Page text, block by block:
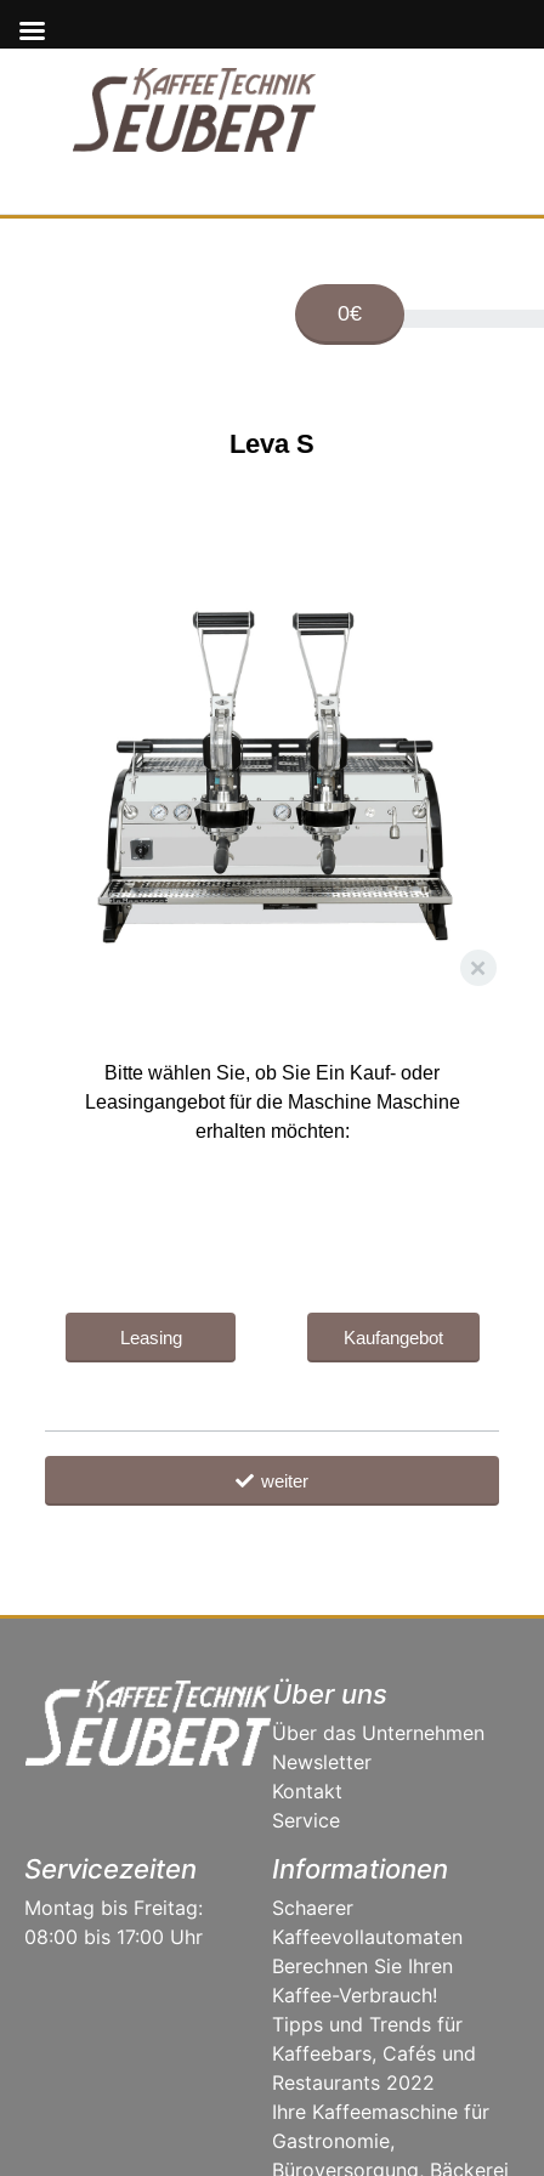
0€
Leva S
Bitte wählen Sie, ob Sie Ein Kauf- oder
Leasingangebot für die Maschine Maschine
erhalten möchten:
Leasing Kaufangebot
weiter
Über uns
Über das Unternehmen
Newsletter
Kontakt
Service
Servicezeiten
Montag bis Freitag:
08:00 bis 17:00 Uhr
Informationen
Schaerer
Kaffeevollautomaten
Berechnen Sie Ihren
Kaffee-Verbrauch!
Tipps und Trends für
Kaffeebars, Cafés und
Restaurants 2022
Ihre Kaffeemaschine für
Gastronomie,
Büroversorgung, Bäckerei